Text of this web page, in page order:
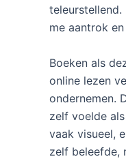
teleurstellend.
me aantrok
Boeken als
online lezen
ondernemen.
zelf voelde
vaak visueel,
zelf beleefde,